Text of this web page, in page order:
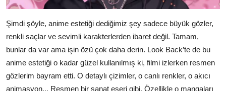
Şimdi şöyle, anime estetiği dediğimiz şey sadece büyük gözler,
renkli saçlar ve sevimli karakterlerden ibaret değil. Tamam,
bunlar da var ama işin özü çok daha derin. Look Back’te de bu
anime estetiği o kadar güzel kullanılmış ki, filmi izlerken resmen
gözlerim bayram etti. O detaylı çizimler, o canlı renkler, o akıcı
animasyon... Resmen bir sanat eseri gibi. Özellikle o mangaları